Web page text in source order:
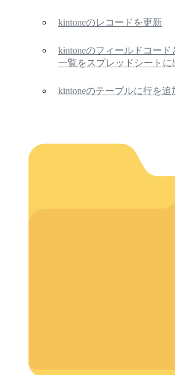
kintoneのレコードを更新
kintoneのフィールドコー
一覧をスプレッドシートに
kintoneのテーブルに行を追